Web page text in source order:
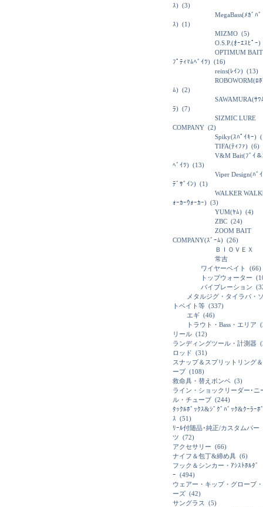
ｽ) (3)
MegaBass(ﾒｶﾞﾊﾞ
ｽ) (1)
MIZMO (5)
O.S.P.(ｵｰｴｽﾋﾟｰ)
OPTIMUM
ﾌﾟﾃｨﾏﾑﾍﾞｲﾂ) (16)
reins(ﾚｲﾝ) (13)
ROBOWORM(ﾛ
ﾑ) (2)
SAWAMURA(ｻﾜ
ﾗ) (7)
SIZMIC LURE
COMPANY (2)
Spiky(ｽﾊﾟｲｷｰ)
TIFA(ﾃｨﾌｧ) (6)
V&M Bait(ﾌﾞｲ＆
ﾍﾞｲﾂ) (13)
Viper Design(ﾊﾞ
ﾃﾞｻﾞｲﾝ) (1)
WALKER
ｫｰｶｰｳｫｰｶｰ) (3)
YUM(ﾔﾑ) (4)
ZBC (24)
ZOOM BAIT
COMPANY(ｽﾞｰﾑ) (26)
ＢＩＯＶＥＸ
常吉
ワイヤーベイト
(66)
トップウォーター
バイブレーション
メタルジグ・タイラバ・
トベイト等 (337)
エギ (46)
トラウト・Bass・エリア
リール (12)
ランディングツール・計測器
ロッド (31)
スナップ＆スプリットリング＆
ーブ (108)
救命具・替えボンベ (3)
ライン・ショックリーダー･ニ
ル・チューブ (244)
ﾀｯｸﾙﾎﾞｯｸｽ&ｼﾞｸﾞﾊﾞｯｸ&ｸｰﾗｰﾎ
ｽ (51)
ﾘｰﾙ付随品･純正/カスタムパー
ツ (72)
アクセサリー (66)
ナイフ＆包丁&締め具 (6)
フック＆シンカー・ｱｼｽﾄﾎﾙﾀﾞ
ｰ (494)
ウェアー・キップ・グローブ・
ーズ (42)
サングラス
(5)